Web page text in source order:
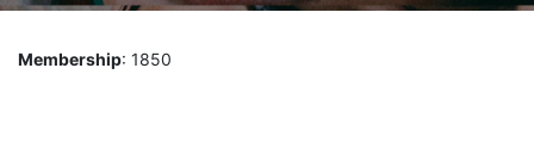
Membership: 1850